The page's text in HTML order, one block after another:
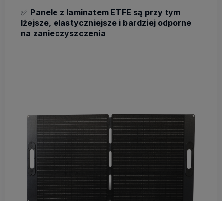
✅ Panele z laminatem ETFE są przy tym
lżejsze, elastyczniejsze i bardziej odporne
na zanieczyszczenia